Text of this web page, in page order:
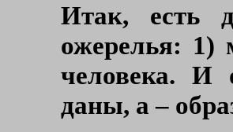
Итак, есть
ожерелья: 1)
человека. И
даны, а –